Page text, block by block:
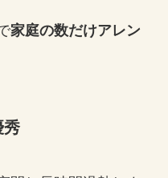
家庭の数だけアレン
秀